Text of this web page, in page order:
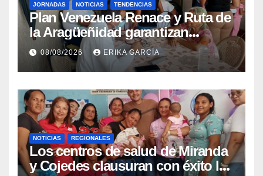
JORNADAS NOTICIAS TENDENCIAS
Plan Venezuela Renace y Ruta de
la Aragüeñidad garantizan
atención médica integral en
Aragua
08/08/2026 ERIKA GARCÍA
NOTICIAS REGIONALES
Los centros de salud de Miranda
y Cojedes clausuran con éxito la